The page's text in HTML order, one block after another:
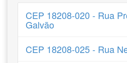
CEP 18208-020 - Rua
Galvão
CEP 18208-025 - Rua